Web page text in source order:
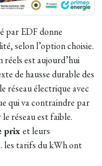
par EDF donne
selon l’option choisie.
est aujourd’hui
de hausse durable des
réseau électrique avec
qui va contraindre par
réseau est faible.
prixet leurs
les tarifs du kWh ont